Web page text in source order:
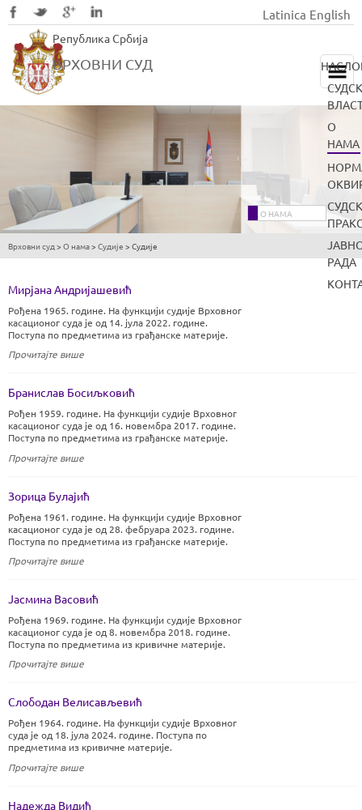
to
main
Република Србија
ВРХОВНИ СУД
Latinica English
О
НАМА
РАДА
О НАМА
You
here
Врховни суд > О нама> Судије > Судије
Мирјана Андријашевић
Рођена 1965. године. На функцији судије Врховног
касационог суда је од 14. јула 2022. године.
Поступа по предметима из грађанске материје.
Прочитајте више
Бранислав Босиљковић
Рођен 1959. године. На функцији судије Врховног
касационог суда је од 16. новембра 2017. године.
Поступа по предметима из грађанске материје.
Прочитајте више
Зорица Булајић
Рођена 1961. године. На функцији судије Врховног
касационог суда је од 28. фебруара 2023. године.
Поступа по предметима из грађанске материје.
Прочитајте више
Јасмина Васовић
Рођена 1969. године. На функцији судије Врховног
касационог суда је од 8. новембра 2018. године.
Поступа по предметима из кривичне материје.
Прочитајте више
Слободан Велисављевић
Рођен 1964. године. На функцији судије Врховног
суда је од 18. јула 2024. године. Поступа по
предметима из кривичне материје.
Прочитајте више
Надежда Видић